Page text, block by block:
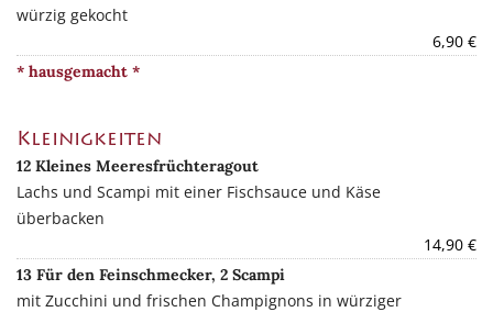
würzig gekocht
6,90 €
* hausgemacht *
Kleinigkeiten
12 Kleines Meeresfrüchteragout
Lachs und Scampi mit einer Fischsauce und Käse
überbacken
14,90 €
13 Für den Feinschmecker, 2 Scampi
mit Zucchini und frischen Champignons in würziger